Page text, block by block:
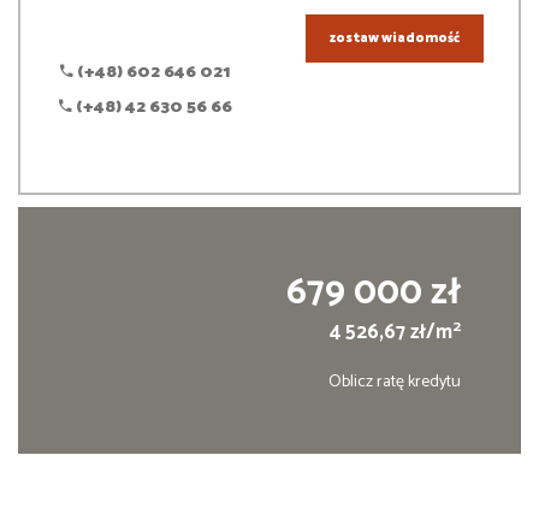
(+48) 602 646 021
(+48) 42 630 56 66
zostaw wiadomość
679 000 zł
4 526,67 zł/m2
Oblicz ratę kredytu